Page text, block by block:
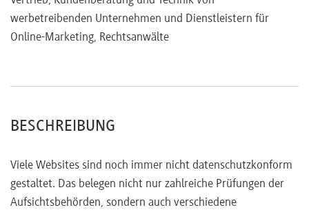
werbetreibenden Unternehmen und Dienstleistern für
Online-Marketing, Rechtsanwälte
BESCHREIBUNG
Viele Websites sind noch immer nicht datenschutzkonform
gestaltet. Das belegen nicht nur zahlreiche Prüfungen der
Aufsichtsbehörden, sondern auch verschiedene